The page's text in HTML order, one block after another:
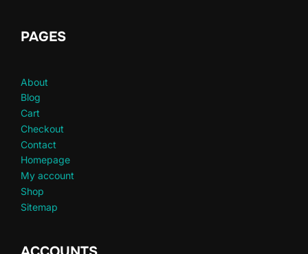
PAGES
About
Blog
Cart
Checkout
Contact
Homepage
My account
Shop
Sitemap